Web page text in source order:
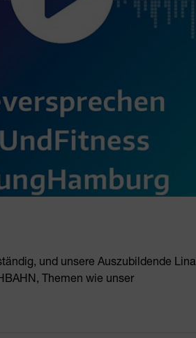
und unsere Auszubildende Lina
Themen wie unser